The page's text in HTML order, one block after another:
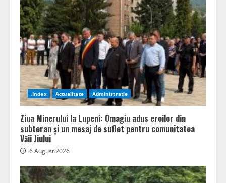
.Index Actualitate Administratie
Ziua Minerului la Lupeni: Omagiu adus eroilor din
subteran și un mesaj de suflet pentru comunitatea
Văii Jiului
6 August 2026